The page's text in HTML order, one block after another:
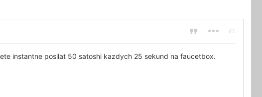
#1
instantne posilat 50 satoshi kazdych 25 sekund na faucetbox.